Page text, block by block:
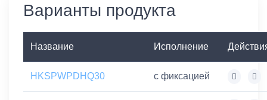
Варианты продукта
Название Исполнение
HKSPWPDHQ30 с фиксацией